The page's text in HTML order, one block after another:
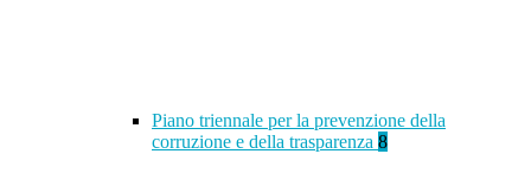
Piano triennale per la prevenzione della
corruzione e della trasparenza 8